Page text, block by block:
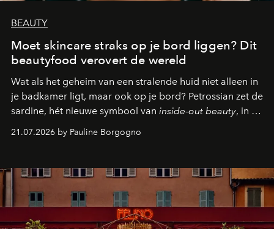
BEAUTY
Moet skincare straks op je bord liggen? Dit
beautyfood verovert de wereld
Wat als het geheim van een stralende huid niet alleen in
je badkamer ligt, maar ook op je bord? Petrossian zet de
sardine, hét nieuwe symbool van inside-out beauty, in de
kijker met twee gastronomische creaties.
21.07.2026 by Pauline Borgogno